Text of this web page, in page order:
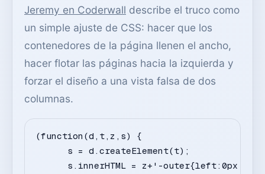
Jeremy en Coderwall describe el truco como
un simple ajuste de CSS: hacer que los
contenedores de la página llenen el ancho,
hacer flotar las páginas hacia la izquierda y
forzar el diseño a una vista falsa de dos
columnas.
(function(d,t,z,s) {
      s = d.createElement(t);
s.innerHTML = z+'-outer{left:0px